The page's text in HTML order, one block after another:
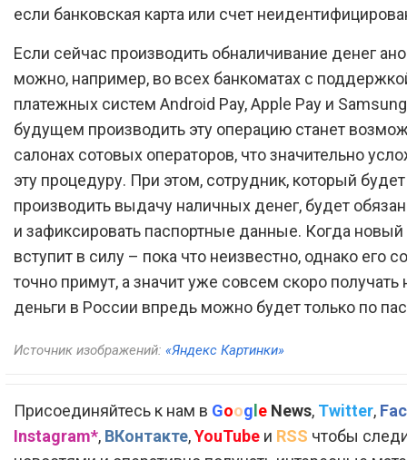
если банковская карта или счет
Если сейчас производить обналичивание денег
можно, например, во всех банкоматах с
платежных систем Android Pay, Apple Pay и Samsung
будущем производить эту операцию станет
салонах сотовых операторов, что значительно
эту процедуру. При этом, сотрудник, который будет
производить выдачу наличных денег, будет
и зафиксировать паспортные данные. Когда новый
вступит в силу – пока что неизвестно, однако его
точно примут, а значит уже совсем скоро
деньги в России впредь можно будет только по
Источник изображений: «Яндекс Картинки»
Присоединяйтесь к нам в Goog e News, Twitter,
Instagram*, ВКонтакте,YouTube и RSS чтобы